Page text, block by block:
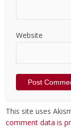
Website
This site uses
comment data is